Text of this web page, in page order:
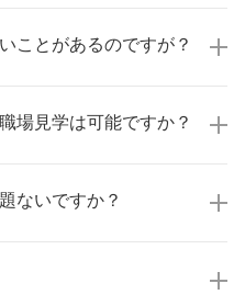
ことはありません！
いただいた上で、転職希
ことがあるのですが？
修制度など、どんな小さ
場見学は可能ですか？
実際の職場環境や働く人
心してご判断いただけま
ないですか？
ます。「転職を考え始め
ばいいか分からない」とい